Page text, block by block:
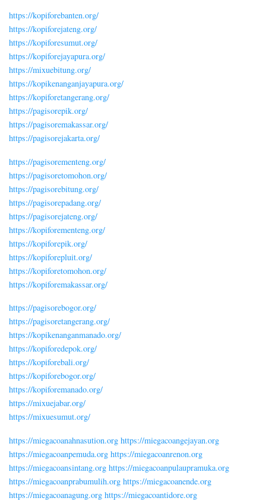
https://kopiforebanten.org/
https://kopiforejateng.org/
https://kopiforesumut.org/
https://kopiforejayapura.org/
https://mixuebitung.org/
https://kopikenanganjayapura.org/
https://kopiforetangerang.org/
https://pagisorepik.org/
https://pagisoremakassar.org/
https://pagisorejakarta.org/
https://pagisorementeng.org/
https://pagisoretomohon.org/
https://pagisorebitung.org/
https://pagisorepadang.org/
https://pagisorejateng.org/
https://kopiforementeng.org/
https://kopiforepik.org/
https://kopiforepluit.org/
https://kopiforetomohon.org/
https://kopiforemakassar.org/
https://pagisorebogor.org/
https://pagisoretangerang.org/
https://kopikenanganmanado.org/
https://kopiforedepok.org/
https://kopiforebali.org/
https://kopiforebogor.org/
https://kopiforemanado.org/
https://mixuejabar.org/
https://mixuesumut.org/
https://miegacoanahnasution.org https://miegacoangejayan.org
https://miegacoanpemuda.org https://miegacoanrenon.org
https://miegacoansintang.org https://miegacoanpulaupramuka.org
https://miegacoanprabumulih.org https://miegacoanende.org
https://miegacoanagung.org https://miegacoantidore.org